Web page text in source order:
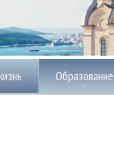
Образование